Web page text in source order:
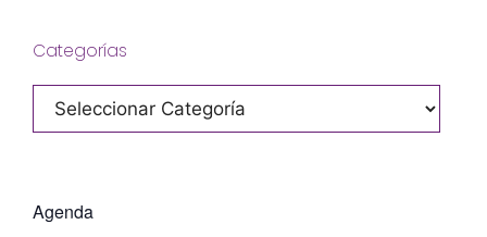
Categorías
Categorías
Agenda